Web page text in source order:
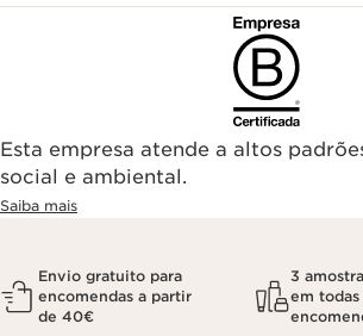
Esta empresa atende a altos
social e ambiental.
Saiba mais
Envio gratuito para
encomendas a partir
de 40€
3
em todas